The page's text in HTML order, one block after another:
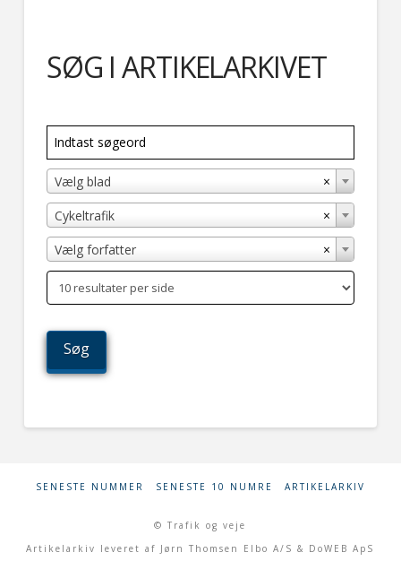
SØG I ARTIKELARKIVET
×
Vælg blad
×
Cykeltrafik
×
Vælg forfatter
SENESTE NUMMER SENESTE 10 NUMRE ARTIKELARKIV
© Trafik og veje
Artikelarkiv leveret af Jørn Thomsen Elbo A/S & DoWEB ApS